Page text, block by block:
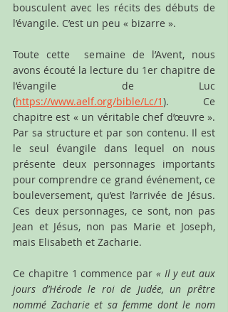
bousculent avec les récits des débuts de
l’évangile. C’est un peu « bizarre ».
Toute cette  semaine de l’Avent, nous
avons écouté la lecture du 1er chapitre de
l’évangile de Luc
(https://www.aelf.org/bible/Lc/1). Ce
chapitre est « un véritable chef d’œuvre ».
Par sa structure et par son contenu. Il est
le seul évangile dans lequel on nous
présente deux personnages importants
pour comprendre ce grand événement, ce
bouleversement, qu’est l’arrivée de Jésus.
Ces deux personnages, ce sont, non pas
Jean et Jésus, non pas Marie et Joseph,
mais Elisabeth et Zacharie.
Ce chapitre 1 commence par « Il y eut aux
jours d’Hérode le roi de Judée, un prêtre
nommé Zacharie et sa femme dont le nom